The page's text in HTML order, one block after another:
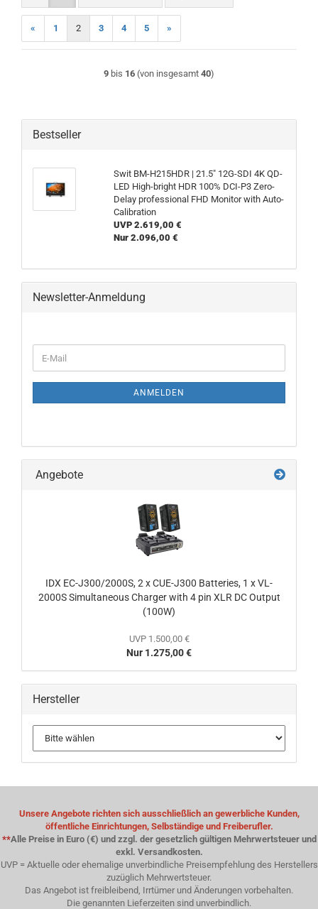
« 1 2 3 4 5 »
9 bis 16 (von insgesamt 40)
Bestseller
Swit BM-H215HDR | 21.5" 12G-SDI 4K QD-
LED High-bright HDR 100% DCI-P3 Zero-
Delay professional FHD Monitor with Auto-
Calibration
UVP 2.619,00 €
Nur 2.096,00 €
Newsletter-Anmeldung
ZUR
E-
Mail
ANMELDEN
Angebote
IDX EC-J300/2000S, 2 x CUE-J300 Batteries, 1 x VL-
2000S Simultaneous Charger with 4 pin XLR DC Output
(100W)
UVP 1.500,00 €
Nur 1.275,00 €
Hersteller
Unsere Angebote richten sich ausschließlich an gewerbliche Kunden,
öffentliche Einrichtungen, Selbständige und Freiberufler.
**Alle Preise in Euro (€) und zzgl. der gesetzlich gültigen Mehrwertsteuer und
exkl. Versandkosten.
UVP = Aktuelle oder ehemalige unverbindliche Preisempfehlung des Herstellers
zuzüglich Mehrwertsteuer.
Das Angebot ist freibleibend, Irrtümer und Änderungen vorbehalten.
Die genannten Lieferzeiten sind unverbindlich.